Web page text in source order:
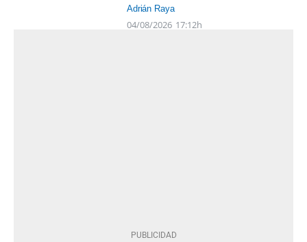
Adrián Raya
04/08/2026 17:12h